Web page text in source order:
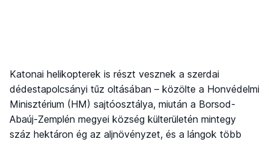
Katonai helikopterek is részt vesznek a szerdai
dédestapolcsányi tűz oltásában – közölte a Honvédelmi
Minisztérium (HM) sajtóosztálya, miután a Borsod-
Abaúj-Zemplén megyei község külterületén mintegy
száz hektáron ég az aljnövényzet, és a lángok több